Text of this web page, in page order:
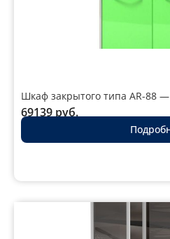
Шкаф закрытого типа AR-88
69139 руб.